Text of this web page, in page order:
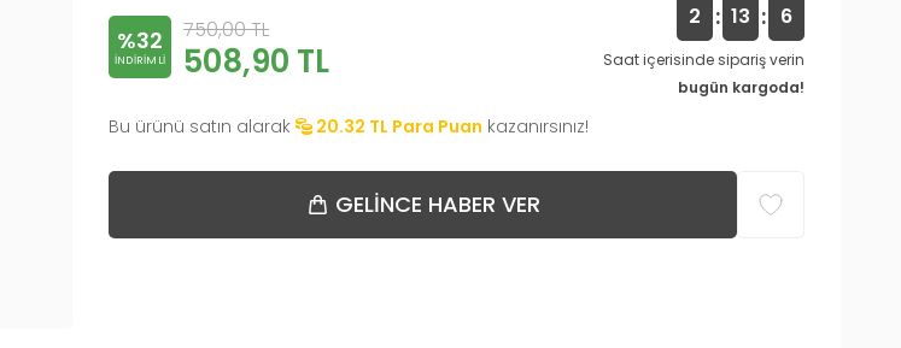
%32
INDIRIMLI
750,00TL
508,90 TL
2 : 13 : 5
Saat içerisinde sipariş verin
bugün kargoda!
Bu ürünü satın alarak 20.32 TL Para Puan kazanırsınız!
GELINCE HABER VER